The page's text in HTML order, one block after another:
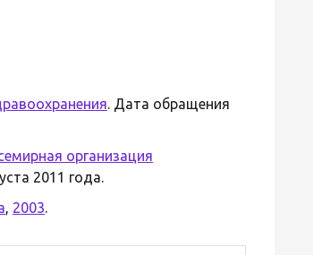
. Дата обращения
организация
2011 года.
, 2003.